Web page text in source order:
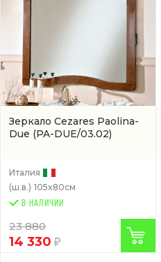
Зеркало Cezares Paolina-
Due (PA-DUE/03.02)
Италия
(ш.в.) 105x80см
В НАЛИЧИИ
23 880
14 330